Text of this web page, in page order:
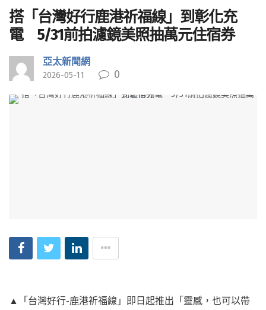
搭「台灣好行鹿港祈福線」到彰化充
電 5/31前拍濾鏡美照抽萬元住宿券
亞太新聞網
2026-05-11 0
▲「台灣好行-鹿港祈福線」即日起推出「靈感，也可以帶